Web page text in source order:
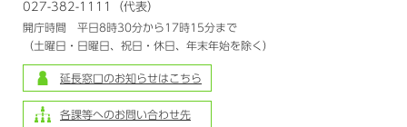
027-382-1111（代表）
開庁時間 平日8時30分から17時15分まで
（土曜日・日曜日、祝日・休日、年末年始を除く）
延長窓口のお知らせはこちら
各課等へのお問い合わせ先